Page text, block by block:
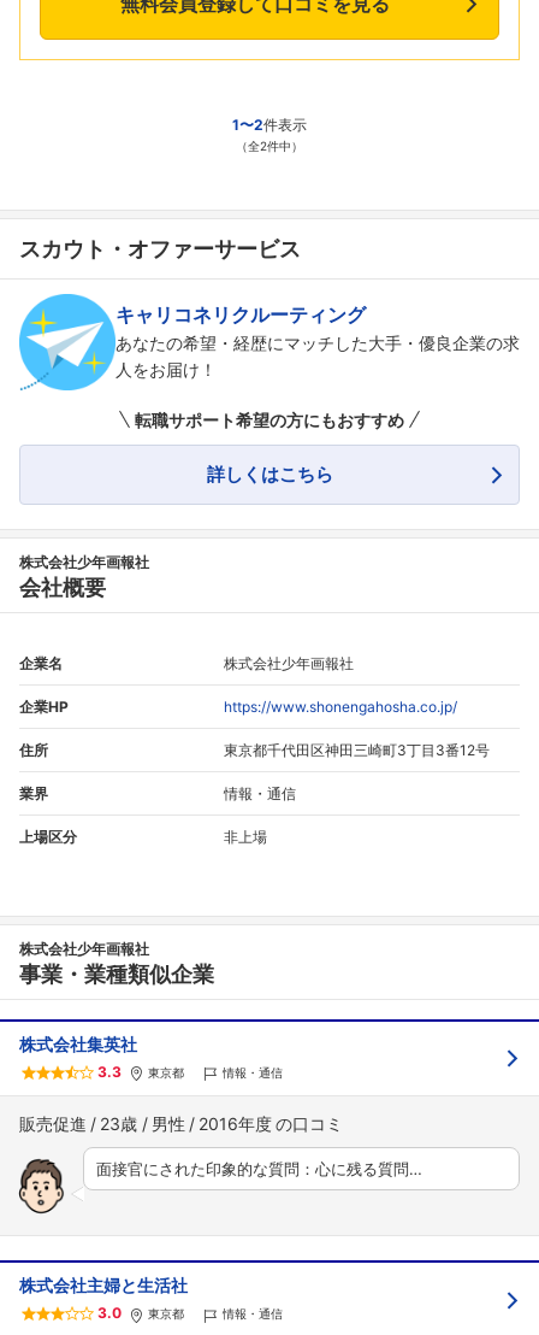
フォローしました
こちらの企業もフォローしませんか？
1〜2件表示
（全2件中）
スカウト・オファーサービス
キャリコネリクルーティング
あなたの希望・経歴にマッチした大手・優良企業の求
人をお届け！
転職サポート希望の方にもおすすめ
詳しくはこちら
株式会社少年画報社
会社概要
企業名 株式会社少年画報社
企業HP https://www.shonengahosha.co.jp/
住所 東京都千代田区神田三崎町3丁目3番12号
業界 情報・通信
上場区分 非上場
株式会社少年画報社
事業・業種類似企業
株式会社集英社
3.3 東京都 情報・通信
販売促進 23歳 男性 2016年度
面接官にされた印象的な質問：心に残る質問…
株式会社主婦と生活社
3.0 東京都 情報・通信